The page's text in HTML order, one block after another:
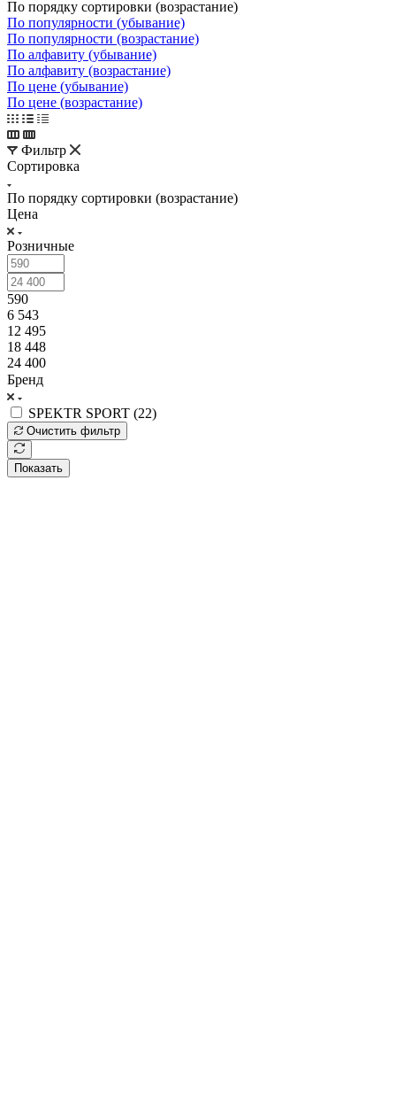
По порядку сортировки (возрастание)
По популярности (убывание)
По популярности (возрастание)
По алфавиту (убывание)
По алфавиту (возрастание)
По цене (убывание)
По цене (возрастание)
Фильтр
Сортировка
По порядку сортировки (возрастание)
Цена
Розничные
590
6 543
12 495
18 448
24 400
Бренд
SPEKTR SPORT (22)
Очистить фильтр
Показать